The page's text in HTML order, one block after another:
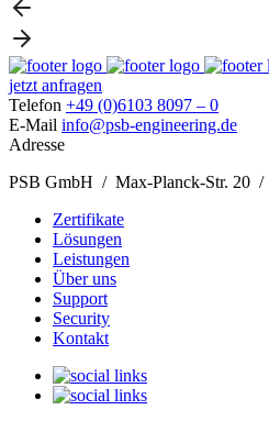
jetzt anfragen
Telefon +49 (0)6103 8097 – 0
E-Mail info@psb-engineering.de
Adresse
PSB GmbH / Max-Planck-Str. 20 /
Zertifikate
Lösungen
Leistungen
Über uns
Support
Security
Kontakt